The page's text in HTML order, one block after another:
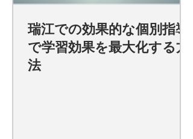
瑞江での効果的な個別指導
で学習効果を最大化する方
法